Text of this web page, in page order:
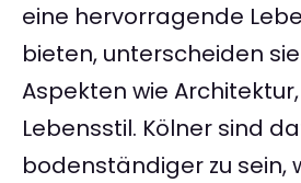
eine hervorragende
bieten, unterscheiden
Aspekten wie
Lebensstil. Kölner sind
bodenständiger zu sein,